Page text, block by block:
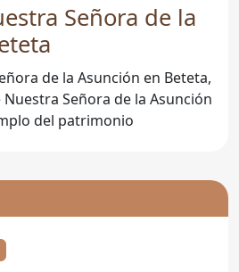
Señora de la
de la Asunción en Beteta,
del patrimonio